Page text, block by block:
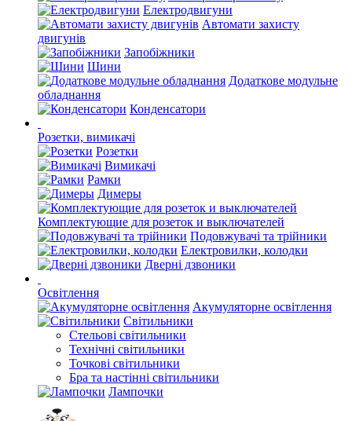
Електродвигуни
Автомати захисту
двигунів
Запобіжники
Шини
Додаткове модульне
обладнання
Конденсатори
Розетки, вимикачі
Розетки
Вимикачі
Рамки
Димеры
Комплектующие для розеток и выключателей
Подовжувачі та трійники
Електровилки, колодки
Дверні дзвоники
Освітлення
Акумуляторне освітлення
Світильники
Стельові світильники
Технічні світильники
Точкові світильники
Бра та настінні світильники
Лампочки